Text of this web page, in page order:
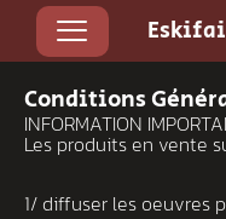
Conditions
INFORMATION
Les produits en vente
1/ diffuser les oeuvres